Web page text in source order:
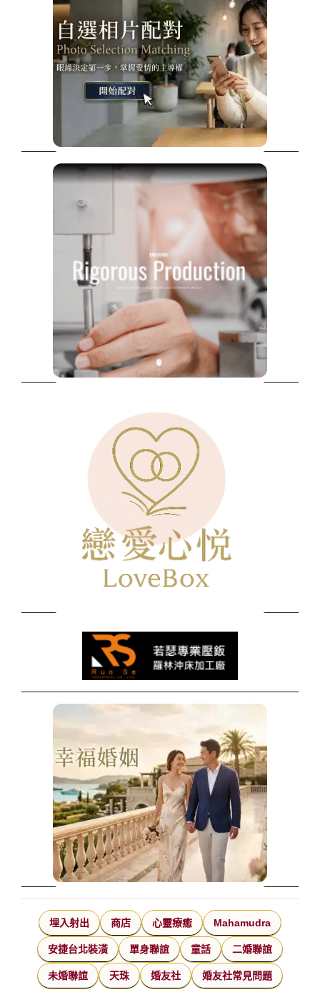
埋入射出 商店 心靈療癒 Mahamudra
安捷台北裝潢 單身聯誼 童話 二婚聯誼
未婚聯誼 天珠 婚友社 婚友社常見問題